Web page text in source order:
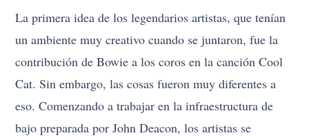
La primera idea de los legendarios artistas, que tenían
un ambiente muy creativo cuando se juntaron, fue la
contribución de Bowie a los coros en la canción Cool
Cat. Sin embargo, las cosas fueron muy diferentes a
eso. Comenzando a trabajar en la infraestructura de
bajo preparada por John Deacon, los artistas se